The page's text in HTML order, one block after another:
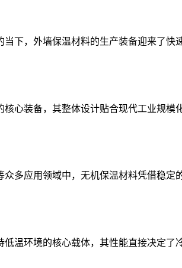
当下，外墙保温材料的生产装备迎来了
核心装备，其整体设计贴合现代工业规
众多应用领域中，无机保温材料凭借稳
低温环境的核心载体，其性能直接决定